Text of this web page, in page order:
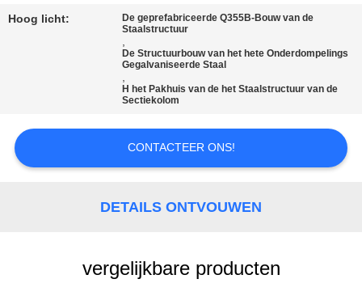
ONS
BLOG
PRIVACY
Hoog licht:
De geprefabriceerde Q355B-Bouw van de
Staalstructuur
,
De Structuurbouw van het hete Onderdompelings
Gegalvaniseerde Staal
,
H het Pakhuis van de het Staalstructuur van de
Sectiekolom
CONTACTEER ONS!
DETAILS ONTVOUWEN
vergelijkbare producten